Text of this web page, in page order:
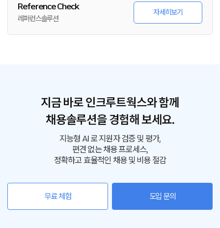
Reference Check
레퍼런스솔루션
자세히보기
지금 바로 인크루트웍스와 함께
채용솔루션을 경험해 보세요.
지능형 AI 로 지원자 검증 및 평가,
편견 없는 채용 프로세스,
정확하고 효율적인 채용 및 비용 절감
무료 체험 도입 문의